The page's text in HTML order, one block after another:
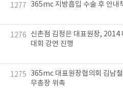
1277 365mc 지방흡입 수술 후 안내
1276
신촌점 김정은 대표원장, 2014
대회 강연 진행
1275
365mc 대표원장협의회 김남
무총장 위촉